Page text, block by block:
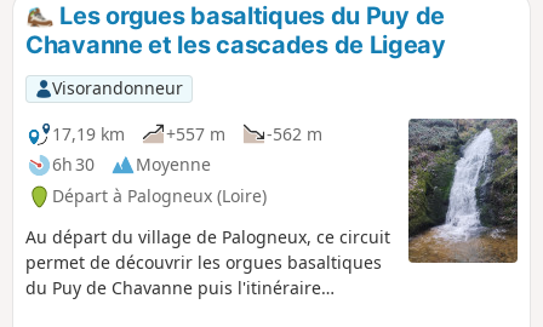
Les orgues basaltiques du Puy de
Chavanne et les cascades de Ligeay
Visorandonneur
17,19 km
+557 m
-562 m
6h 30
Moyenne
Départ à Palogneux (Loire)
Au départ du village de Palogneux, ce circuit
permet de découvrir les orgues basaltiques
du Puy de Chavanne puis l'itinéraire